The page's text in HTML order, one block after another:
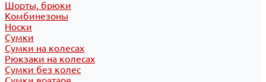
Шорты, брюки
Комбинезоны
Носки
Сумки
Сумки на колесах
Рюкзаки на колесах
Сумки без колес